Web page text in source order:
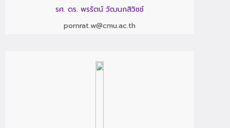
รศ. ดร. พรรัตน์ วัฒนกสิวิชช์
pornrat.w@cmu.ac.th